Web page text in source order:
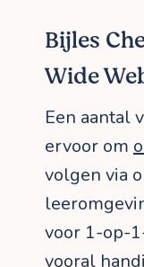
Bijles
Wide
Een aantal
ervoor om
volgen via
voor 1-op-
vooral